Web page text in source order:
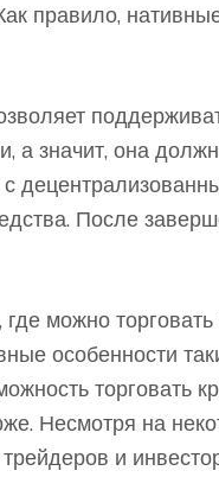
правило,
а значит, она
После
можно
особенности
торговать
Несмотря на
и